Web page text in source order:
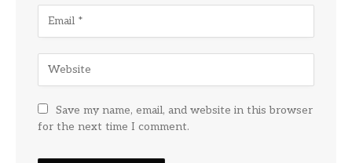
Save my name, email, and website in this browser
for the next time I comment.